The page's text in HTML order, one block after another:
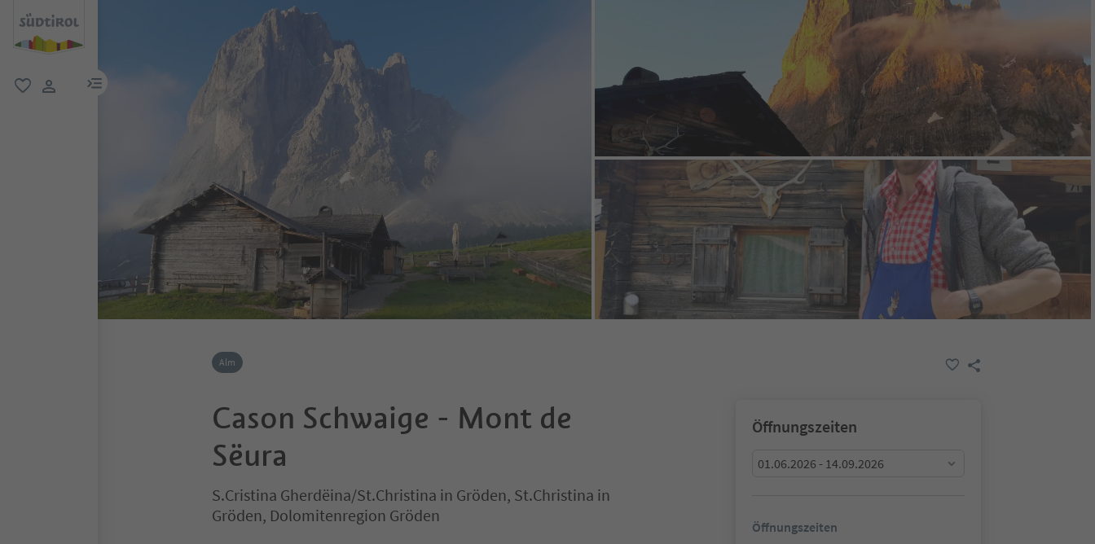
menu link
Alm
Cason Schwaige - Mont de
Sëura
S.Cristina Gherdëina/St.Christina in Gröden, St.Christina in
Gröden, Dolomitenregion Gröden
Öffnungszeiten
01.06.2026 - 14.09.2026
Öffnungszeiten